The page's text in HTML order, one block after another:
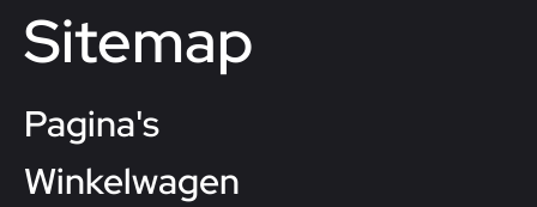
Sitemap
Pagina's
Winkelwagen